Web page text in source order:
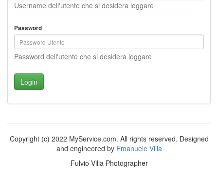
Username dell'utente che si desidera loggare
Password
Password dell'utente che si desidera loggare
Copyright (c) 2022 MyService.com. All rights reserved. Designed
and engineered by Emanuele Villa
Fulvio Villa Photographer